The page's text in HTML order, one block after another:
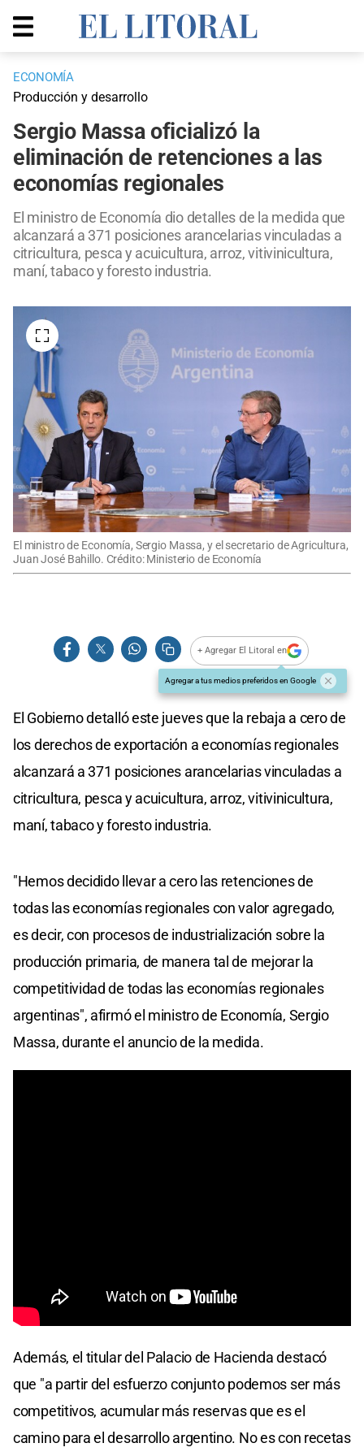
ECONOMÍA
Producción y desarrollo
Sergio Massa oficializó la
eliminación de retenciones a las
economías regionales
El ministro de Economía dio detalles de la medida que
alcanzará a 371 posiciones arancelarias vinculadas a
citricultura, pesca y acuicultura, arroz, vitivinicultura,
maní, tabaco y foresto industria.
El ministro de Economía, Sergio Massa, y el secretario de Agricultura,
Juan José Bahillo. Crédito: Ministerio de Economía
+ Agregar El Litoral en
Agregar a tus medios preferidos en Google
El Gobierno detalló este jueves que la rebaja a cero de
los derechos de exportación a economías regionales
alcanzará a 371 posiciones arancelarias vinculadas a
citricultura, pesca y acuicultura, arroz, vitivinicultura,
maní, tabaco y foresto industria.
"Hemos decidido llevar a cero las retenciones de
todas las economías regionales con valor agregado,
es decir, con procesos de industrialización sobre la
producción primaria, de manera tal de mejorar la
competitividad de todas las economías regionales
argentinas", afirmó el ministro de Economía, Sergio
Massa, durante el anuncio de la medida.
Además, el titular del Palacio de Hacienda destacó
que "a partir del esfuerzo conjunto podemos ser más
competitivos, acumular más reservas que es el
camino para el desarrollo argentino. No es con recetas